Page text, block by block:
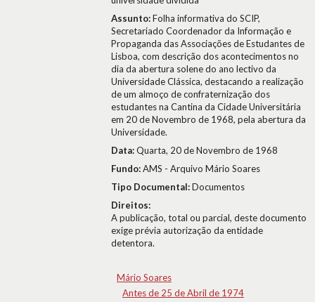
Assunto:Folha informativa do SCIP,
Secretariado Coordenador da Informação e
Propaganda das Associações de Estudantes de
Lisboa, com descrição dos acontecimentos no
dia da abertura solene do ano lectivo da
Universidade Clássica, destacando a realização
de um almoço de confraternização dos
estudantes na Cantina da Cidade Universitária
em 20 de Novembro de 1968, pela abertura da
Universidade.
Data:Quarta, 20 de Novembro de 1968
Fundo:AMS - Arquivo Mário Soares
Tipo Documental:Documentos
Direitos:
A publicação, total ou parcial, deste documento
exige prévia autorização da entidade
detentora.
Mário Soares
Antes de 25 de Abril de 1974